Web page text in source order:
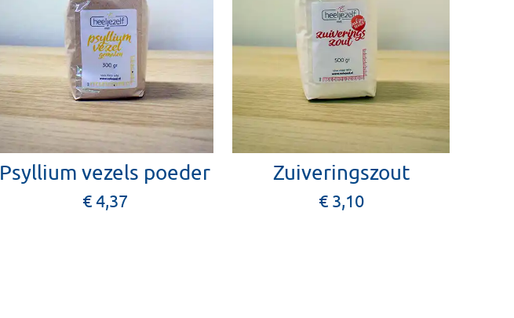
Psyllium vezels poeder
€ 4,37
Zuiveringszout
€ 3,10